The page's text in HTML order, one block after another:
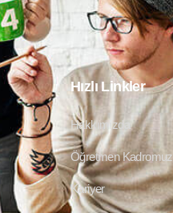
Hızlı Linkler
Hakkımızda
Öğretmen Kadromuz
Kariyer